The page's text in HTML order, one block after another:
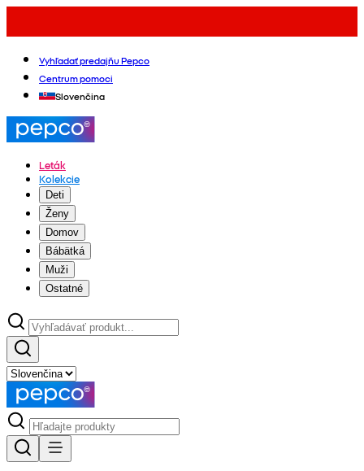
Vyhľadať predajňu Pepco
Centrum pomoci
Slovenčina
Leták
Kolekcie
Deti
Ženy
Domov
Bábätká
Muži
Ostatné